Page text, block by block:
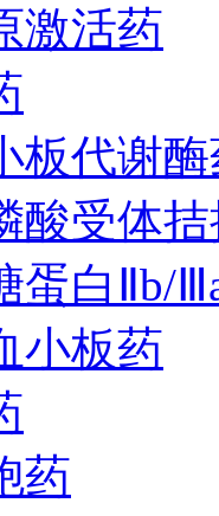
激活药
板代谢
酸受体
蛋白Ⅱb/
小板药
药